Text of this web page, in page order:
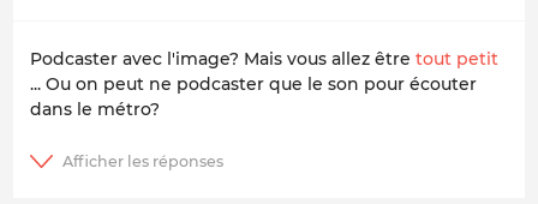
Podcaster avec l'image? Mais vous allez être tout petit
... Ou on peut ne podcaster que le son pour écouter
dans le métro?